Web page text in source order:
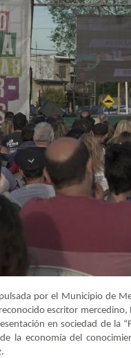
por el Municipio de
escritor
en sociedad de la
la economía del